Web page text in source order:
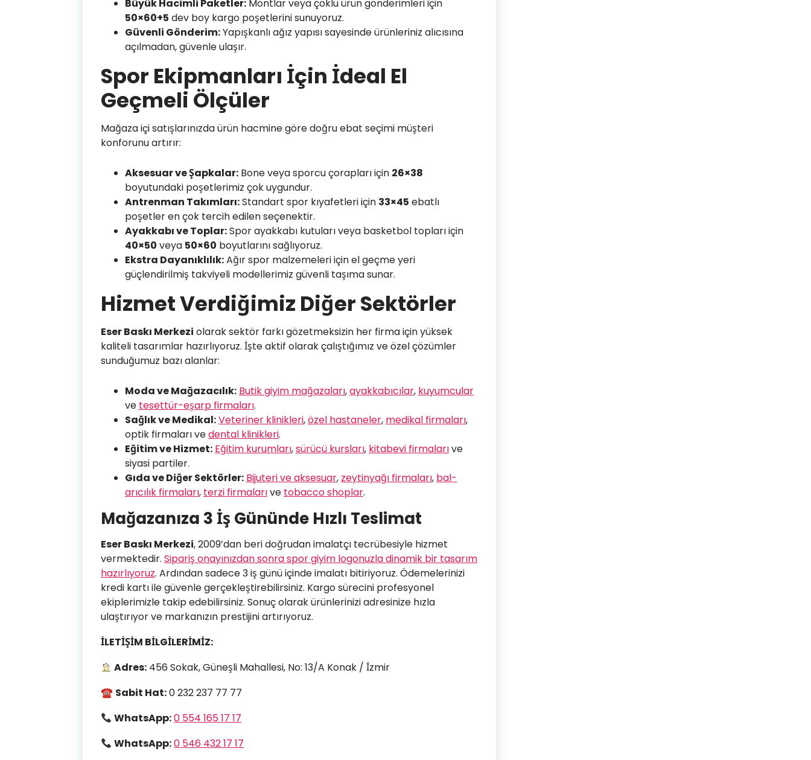
Büyük Hacimli Paketler: Montlar veya çoklu ürün gönderimleri için
50×60+5 dev boy kargo poşetlerini sunuyoruz.
Güvenli Gönderim:Yapışkanlı ağız yapısı sayesinde ürünleriniz alıcısına
açılmadan, güvenle ulaşır.
Spor Ekipmanları İçin İdeal El
Geçmeli Ölçüler
Mağaza içi satışlarınızda ürün hacmine göre doğru ebat seçimi müşteri
konforunu artırır:
Aksesuar ve Şapkalar: Bone veya sporcu çorapları için 26×38
boyutundaki poşetlerimiz çok uygundur.
Antrenman Takımları:Standart spor kıyafetleri için 33×45 ebatlı
poşetler en çok tercih edilen seçenektir.
Ayakkabı ve Toplar:Spor ayakkabı kutuları veya basketbol topları için
40×50 veya 50×60 boyutlarını sağlıyoruz.
Ekstra Dayanıklılık:Ağır spor malzemeleri için el geçme yeri
güçlendirilmiş takviyeli modellerimiz güvenli taşıma sunar.
Hizmet Verdiğimiz Diğer Sektörler
Eser Baskı Merkezi olarak sektör farkı gözetmeksizin her firma için yüksek
kaliteli tasarımlar hazırlıyoruz. İşte aktif olarak çalıştığımız ve özel çözümler
sunduğumuz bazı alanlar:
Moda ve Mağazacılık: Butik giyim mağazaları,ayakkabıcılar, kuyumcular
ve tesettür-eşarp firmaları.
Sağlık ve Medikal:Veteriner klinikleri,özel hastaneler, medikal firmaları,
optik firmaları vedental klinikleri.
Eğitim ve Hizmet: Eğitim kurumları,sürücü kursları, kitabevi firmalarıve
siyasi partiler.
Gıda ve Diğer Sektörler: Bijuteri ve aksesuar, zeytinyağı firmaları, bal-
arıcılık firmaları, terzi firmalarıve tobacco shoplar.
Mağazanıza 3 İş Gününde Hızlı Teslimat
Eser Baskı Merkezi, 2009’dan beri doğrudan imalatçı tecrübesiyle hizmet
vermektedir. Sipariş onayınızdan sonra spor giyim logonuzla dinamik bir tasarım
hazırlıyoruz. Ardından sadece 3 iş günü içinde imalatı bitiriyoruz. Ödemelerinizi
kredi kartı ile güvenle gerçekleştirebilirsiniz. Kargo sürecini profesyonel
ekiplerimizle takip edebilirsiniz. Sonuç olarak ürünlerinizi adresinize hızla
ulaştırıyor ve markanızın prestijini artırıyoruz.
İLETİŞİM BİLGİLERİMİZ:
Adres: 456 Sokak, Güneşli Mahallesi, No: 13/A Konak / İzmir
☎ Sabit Hat:0 232 237 77 77
WhatsApp:0 554 165 17 17
WhatsApp:0 546 432 17 17